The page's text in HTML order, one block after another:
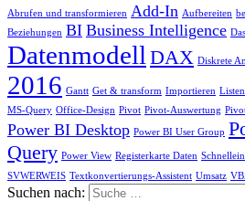
Abrufen und transformieren Add-In Aufbereiten
Beziehungen BI Business Intelligence
Datenmodell DAX Diskrete
2016 Gantt Get & transform Importieren Listen
MS-Query Office-Design Pivot Pivot-Auswertung
Power BI Desktop Power BI User Group
Query Power View Registerkarte Daten
SVWERWEIS Textkonvertierungs-Assistent Umsatz
Suchen nach: